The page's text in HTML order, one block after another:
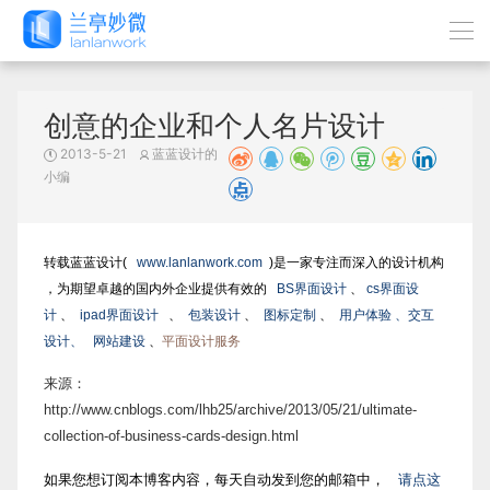
创意的企业和个人名片设计
2013-5-21
蓝蓝设计的
小编
转载蓝蓝设计( www.lanlanwork.com )是一家专注而深入的设计机构
，为期望卓越的国内外企业提供有效的
BS界面设计 、 cs界面设
计 、 ipad界面设计 、 包装设计 、 图标定制 、 用户体验 、交互
设计、
网站建设 、 平面设计服务
来源：
http://www.cnblogs.com/lhb25/archive/2013/05/21/ultimate-
collection-of-business-cards-design.html
如果您想订阅本博客内容，每天自动发到您的邮箱中， 请点这